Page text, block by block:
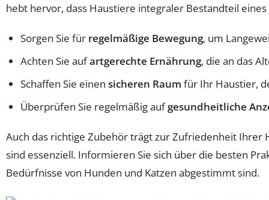
hebt hervor, dass Haustiere integraler Bestandteil
Sorgen Sie für regelmäßige Bewegung, um
Achten Sie aufartgerechte Ernährung, die an das
Schaffen Sie einen sicheren Raum für Ihr Haustier,
Überprüfen Sie regelmäßig aufgesundheitliche
Auch das richtige Zubehör trägt zur Zufriedenheit Ihrer
sind essenziell. Informieren Sie sich über die besten
Bedürfnisse von Hunden und Katzen abgestimmt sind.